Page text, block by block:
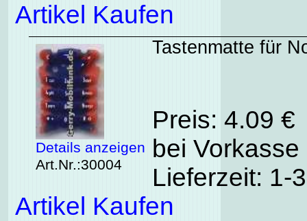
Artikel Kaufen
Details anzeigen
Art.Nr.:30004
Tastenmatte für
Preis: 4.09
bei
Lieferzeit: 1-
Artikel Kaufen